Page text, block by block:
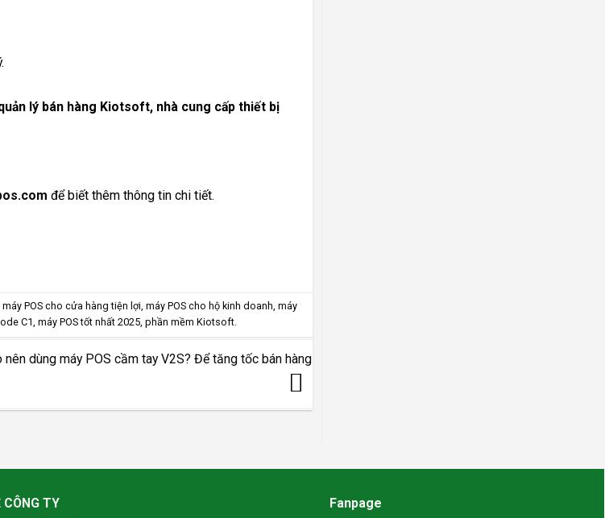
quản lý bán hàng Kiotsoft, nhà cung cấp thiết bị
để biết thêm thông tin chi tiết.
máy POS cho cửa hàng tiện lợi máy POS cho hộ kinh doanh máy
C1 máy POS tốt nhất 2025, phần mềm Kiotsoft.
nên dùng máy POS cầm tay V2S? Để tăng tốc bán hàng
CÔNG TY
Fanpage